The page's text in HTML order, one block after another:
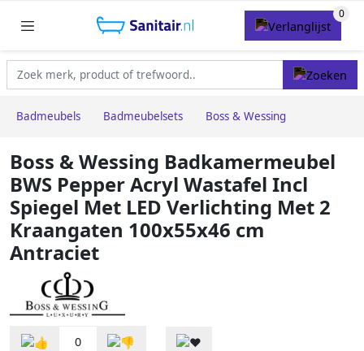
Badmeubels Badmeubelsets Boss & Wessing
Boss & Wessing Badkamermeubel
BWS Pepper Acryl Wastafel Incl
Spiegel Met LED Verlichting Met 2
Kraangaten 100x55x46 cm
Antraciet
0